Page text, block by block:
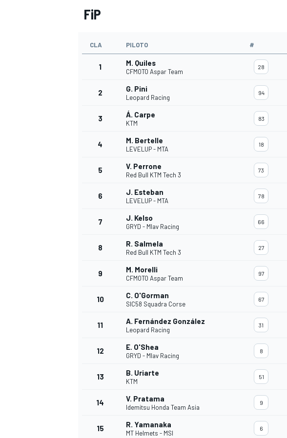
FiP
CLA PILOTO #
1 M. Quiles
CFMOTO Aspar Team
28
2 G. Pini
Leopard Racing
94
3 Á. Carpe
KTM
83
4 M. Bertelle
LEVELUP - MTA
18
5 V. Perrone
Red Bull KTM Tech 3
73
6 J. Esteban
LEVELUP - MTA
78
7 J. Kelso
GRYD - Mlav Racing
66
8 R. Salmela
Red Bull KTM Tech 3
27
9 M. Morelli
CFMOTO Aspar Team
97
10 C. O'Gorman
SIC58 Squadra Corse
67
11 A. Fernández González
Leopard Racing
31
12 E. O'Shea
GRYD - Mlav Racing
8
13 B. Uriarte
KTM
51
14 V. Pratama
Idemitsu Honda Team Asia
9
15 R. Yamanaka
MT Helmets - MSI
6